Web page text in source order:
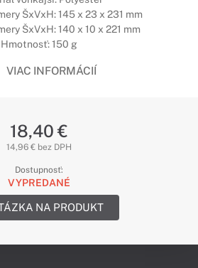
ŠxVxH: 145 x 23 x 231 mm
ŠxVxH: 140 x 10 x 221 mm
Hmotnosť: 150 g
VIAC INFORMÁCIÍ
18,40 €
14,96 € bez DPH
Dostupnosť:
VYPREDANÉ
NA PRODUKT